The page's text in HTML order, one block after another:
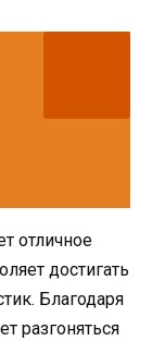
отличное
достигать
Благодаря
разгоняться